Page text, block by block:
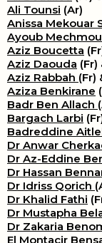
Ali Tounsi (Ar)
Anissa Mekouar
Ayoub
Aziz Boucetta
Aziz Daouda (Fr)
Aziz Rabbah (Fr)
Aziza Benkirane
Badr Ben Allach
Bargach Larbi
Badreddine
Dr Anwar
Dr Az-Eddine
Dr Hassan
Dr Idriss Qorich
Dr Khalid Fathi
Dr Mustapha
Dr Zakaria
El Montacir